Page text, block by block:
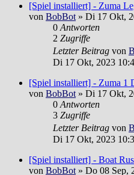
[Spiel installiert] - Zuma
von BobBot » Di 17 Okt,
0 Antworten
2 Zugriffe
Letzter Beitrag von
Di 17 Okt, 2023
[Spiel installiert] - Zuma 1
von BobBot » Di 17 Okt,
0 Antworten
3 Zugriffe
Letzter Beitrag von
Di 17 Okt, 2023
[Spiel installiert] - Boat
von BobBot » Do 08 Sep,